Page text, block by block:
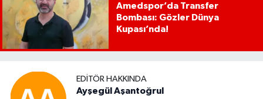
Amedspor’da Transfer
Bombası: Gözler Dünya
Kupası’nda!
EDITÖR HAKKINDA
Ayşegül Aşantoğrul